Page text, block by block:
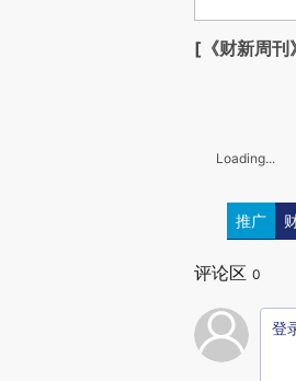
[《财新周刊
Loading...
推广
评论区 0
登